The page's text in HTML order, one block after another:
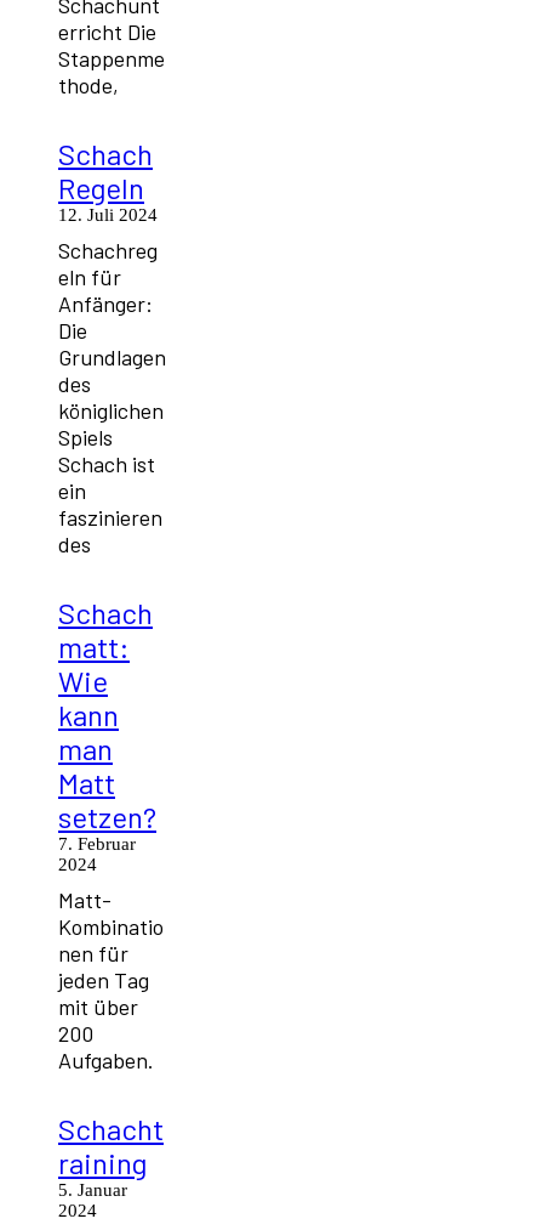
erricht Die
Stappenme
thode,
Schach
Regeln
12. Juli 2024
Schachreg
eln für
Anfänger:
Die
Grundlagen
des
königlichen
Spiels
Schach ist
ein
faszinieren
des
Schach
matt:
Wie
kann
man
Matt
setzen?
7. Februar
2024
Matt-
Kombinatio
nen für
jeden Tag
mit über
200
Aufgaben.
Schacht
raining
5. Januar
2024